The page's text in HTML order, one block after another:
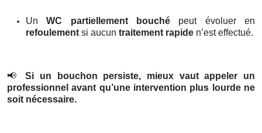
UnWC partiellement bouché peut évoluer en
refoulement si aucun traitement rapide n’est effectué.
📢
Si un bouchon persiste, mieux vaut appeler un
professionnel avant qu’une intervention plus lourde ne
soit nécessaire.